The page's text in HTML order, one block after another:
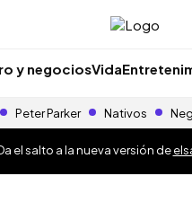
y negociosVida
Peter Parker Nativos
el salto a la nueva versión de